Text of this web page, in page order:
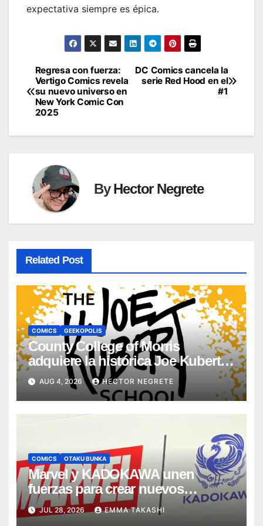
expectativa siempre es épica.
Post
navigation
DC Comics cancela la
serie Red Hood en el
#1
Regresa con fuerza:
Vertigo Comics revela
su nuevo universo en
New York Comic Con
2025
ByHector Negrete
Related Post
COMICS GEEKOPOLIS
County College of Morris
adquiere la histórica Joe Kubert
School
AUG 4, 2026 HECTOR NEGRETE
COMICS OTAKU BUNKA
Marvel y KADOKAWA unen
fuerzas para crear nuevos
mangas de superhéroes
JUL 28, 2026 EMMA TAKASHI